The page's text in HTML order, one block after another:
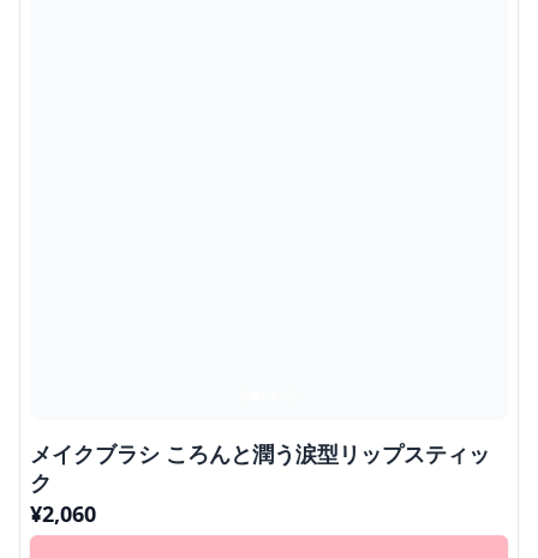
メイクブラシ ころんと潤う涙型リップスティッ
ク
¥2,060